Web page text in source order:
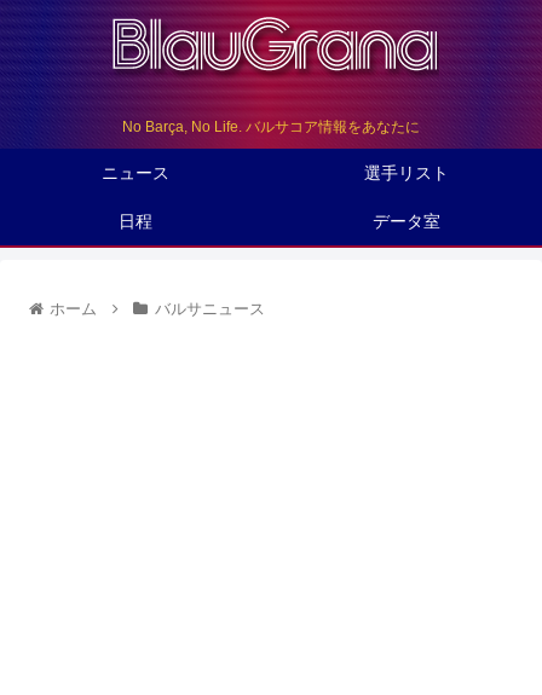
No Barça, No Life. バルサコア情報をあなたに
ニュース 選手リスト
日程 データ室
ホーム バルサニュース